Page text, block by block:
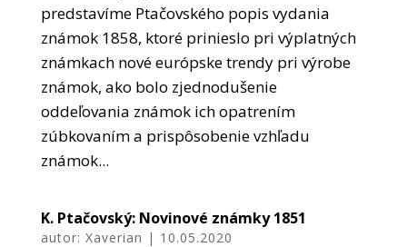
predstavíme Ptačovského popis vydania
známok 1858, ktoré prinieslo pri výplatných
známkach nové európske trendy pri výrobe
známok, ako bolo zjednodušenie
oddeľovania známok ich opatrením
zúbkovaním a prispôsobenie vzhľadu
známok...
K. Ptačovský: Novinové známky 1851
autor: Xaverian | 10.05.2020